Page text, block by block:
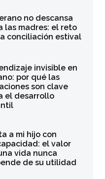
no descansa
las madres: el reto
conciliación estival
invisible en
por qué las
son clave
el desarrollo
a mi hijo con
el valor
vida nunca
de su utilidad